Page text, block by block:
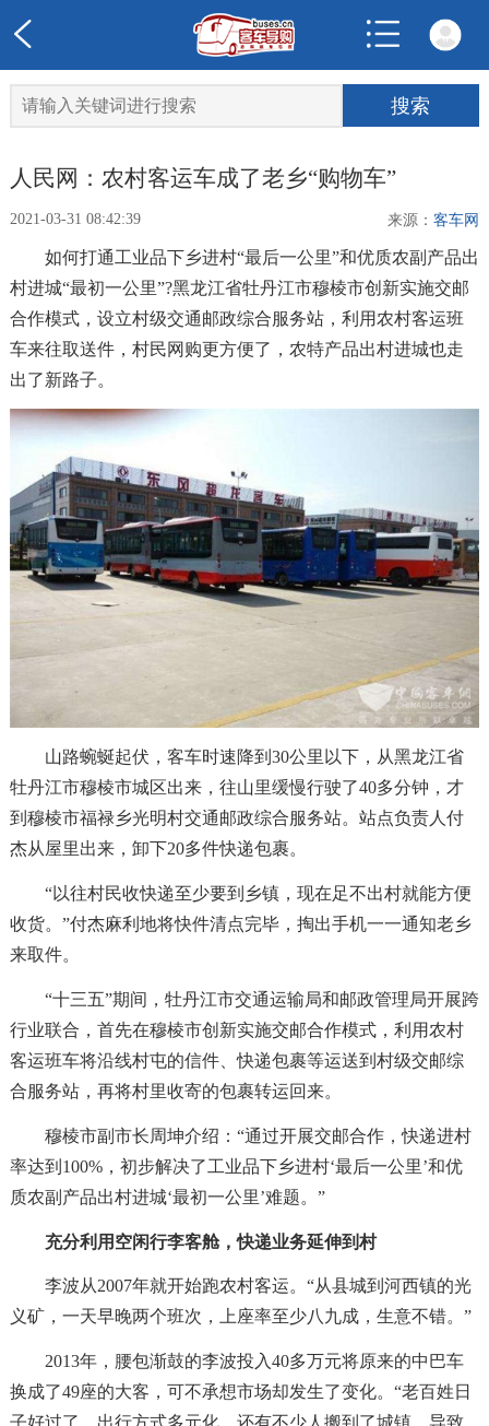
人民网：农村客运车成了老乡“购物车”
2021-03-31 08:42:39 来源：客车网
如何打通工业品下乡进村“最后一公里”和优质农副产品出
村进城“最初一公里”?黑龙江省牡丹江市穆棱市创新实施交邮
合作模式，设立村级交通邮政综合服务站，利用农村客运班
车来往取送件，村民网购更方便了，农特产品出村进城也走
出了新路子。
山路蜿蜒起伏，客车时速降到30公里以下，从黑龙江省
牡丹江市穆棱市城区出来，往山里缓慢行驶了40多分钟，才
到穆棱市福禄乡光明村交通邮政综合服务站。站点负责人付
杰从屋里出来，卸下20多件快递包裹。
“以往村民收快递至少要到乡镇，现在足不出村就能方便
收货。”付杰麻利地将快件清点完毕，掏出手机一一通知老乡
来取件。
“十三五”期间，牡丹江市交通运输局和邮政管理局开展跨
行业联合，首先在穆棱市创新实施交邮合作模式，利用农村
客运班车将沿线村屯的信件、快递包裹等运送到村级交邮综
合服务站，再将村里收寄的包裹转运回来。
穆棱市副市长周坤介绍：“通过开展交邮合作，快递进村
率达到100%，初步解决了工业品下乡进村‘最后一公里’和优
质农副产品出村进城‘最初一公里’难题。”
充分利用空闲行李客舱，快递业务延伸到村
李波从2007年就开始跑农村客运。“从县城到河西镇的光
义矿，一天早晚两个班次，上座率至少八九成，生意不错。”
2013年，腰包渐鼓的李波投入40多万元将原来的中巴车
换成了49座的大客，可不承想市场却发生了变化。“老百姓日